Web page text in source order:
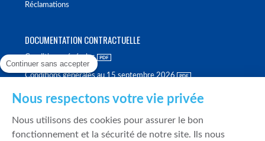
Réclamations
DOCUMENTATION CONTRACTUELLE
Conditions générales
Conditions générales au 15 septembre 2026
Politique de meilleure sélection
Continuer sans accepter
Nous respectons votre vie privée
Nous utilisons des cookies pour assurer le bon
fonctionnement et la sécurité de notre site. Ils nous